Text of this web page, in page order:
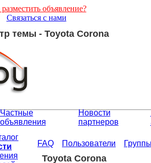
объявление?
Связаться с нами
темы - Toyota Corona
Частные
объявления
Новости
партнеров
FAQ Пользователи
Toyota Corona